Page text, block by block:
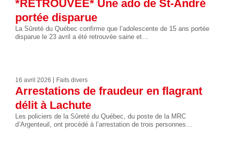
*RETROUVÉE* Une ado de St-André
portée disparue
La Sûreté du Québec confirme que l’adolescente de 15 ans portée
disparue le 23 avril a été retrouvée saine et…
16 avril 2026 Faits divers
Arrestations de fraudeur en flagrant
délit à Lachute
Les policiers de la Sûreté du Québec, du poste de la MRC
d’Argenteuil, ont procédé à l’arrestation de trois personnes…